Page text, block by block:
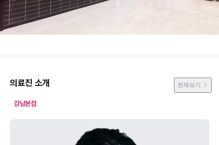
의료진 소개 전체보기
강남본점